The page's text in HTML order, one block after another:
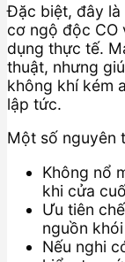
Đặc biệt, đây là
cơ ngộ độc CO
dụng thực tế.
thuật, nhưng
không khí kém
lập tức.
Một số nguyên
Không nổ
khi cửa
Ưu tiên
nguồn
Nếu nghi